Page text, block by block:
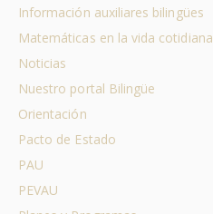
Información auxiliares bilingües
Matemáticas en la vida cotidiana
Noticias
Nuestro portal Bilingüe
Orientación
Pacto de Estado
PAU
PEVAU